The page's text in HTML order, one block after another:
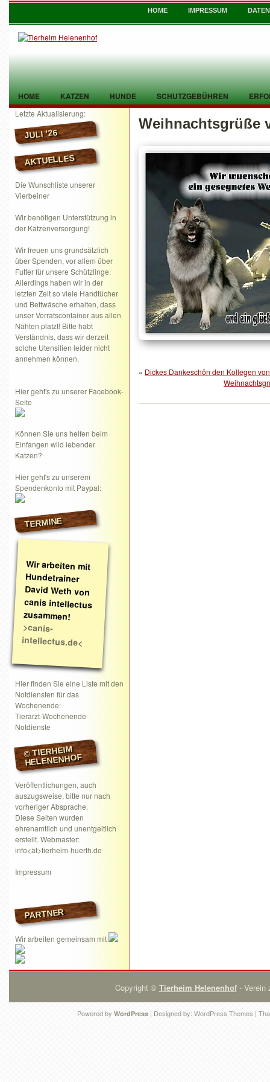
HOME IMPRESSUM
HOME KATZEN HUNDE SCHUTZGEBÜHREN
TIER GEFUNDEN KONTAKT
Letzte Aktualisierung:
JULI ’26
AKTUELLES
Die Wunschliste unserer
Vierbeiner
Wir benötigen Unterstützung in
der Katzenversorgung!
Wir freuen uns grundsätzlich
über Spenden, vor allem über
Futter für unsere Schützlinge.
Allerdings haben wir in der
letzten Zeit so viele Handtücher
und Bettwäsche erhalten, dass
unser Vorratscontainer aus allen
Nähten platzt! Bitte habt
Verständnis, dass wir derzeit
solche Utensilien leider nicht
annehmen können.
Hier geht's zu unserer Facebook-
Seite
Können Sie uns helfen beim
Einfangen wild lebender
Katzen?
Hier geht's zu unserem
Spendenkonto mit Paypal:
TERMINE
Wir arbeiten mit
Hundetrainer
David Weth von
canis intellectus
zusammen!
>canis-
intellectus.de<
Hier finden Sie eine Liste mit den
Notdiensten für das
Wochenende:
Tierarzt-Wochenende-
Notdienste
© TIERHEIM
HELENENHOF
Veröffentlichungen, auch
auszugsweise, bitte nur nach
vorheriger Absprache.
Diese Seiten wurden
ehrenamtlich und unentgeltlich
erstellt. Webmaster:
info<ät>tierheim-huerth.de
Impressum
PARTNER
Wir arbeiten gemeinsam mit
Weihnachtsgrüße
« Dickes Dankeschön den Kollegen
Copyright © Tierheim Helenenhof- Verein
Powered by WordPress | Designed by: WordPress Themes |